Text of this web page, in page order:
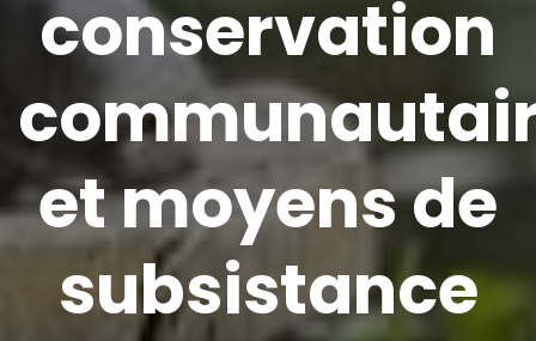
conservation
et moyens de
subsistance